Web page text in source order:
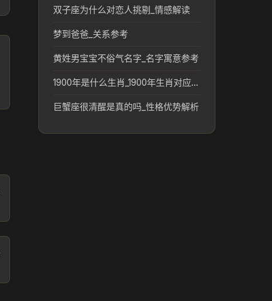
双子座为什么对恋人挑剔_情感解读
梦到爸爸_关系参考
黄姓男宝宝不俗气名字_名字寓意参考
1900年是什么生肖_1900年生肖对应及传统文化解读
巨蟹座很清醒是真的吗_性格优势解析